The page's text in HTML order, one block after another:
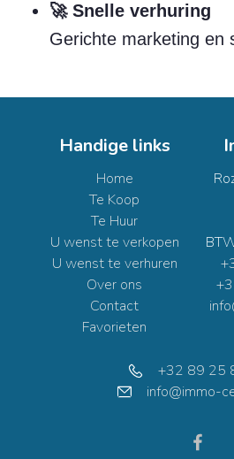
🚀 Snelle verhuring
Gerichte marketing en
Handige links
Home
Te Koop
Te Huur
U wenst te verkopen
U wenst te verhuren
Over ons
Contact
Favorieten
+32 89 25
info@immo-